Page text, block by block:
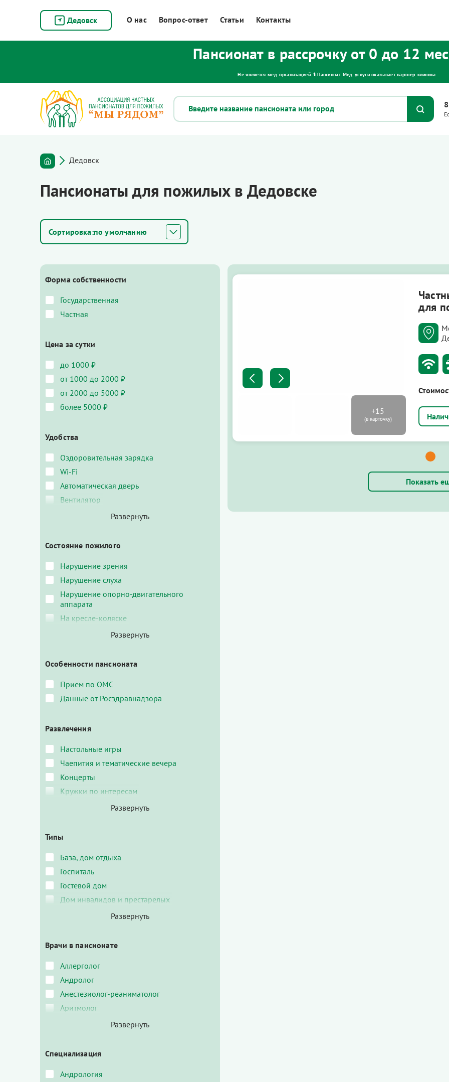
Дедовск О нас Вопрос-ответ Статьи Контакты
Пансионат в рассрочку от 0 до 12
Не является мед. организацией. ⚕ Пансионат. Мед. услуги оказывает партнёр‑клиника
Дедовск
Пансионаты для пожилых в Дедовске
по умолчанию
для
Показать
Форма собственности
Государственная
Частная
Цена за сутки
до 1000 ₽
от 1000 до 2000 ₽
от 2000 до 5000 ₽
более 5000 ₽
Удобства
Оздоровительная зарядка
Wi-Fi
Автоматическая дверь
Вентилятор
Состояние пожилого
Нарушение зрения
Нарушение слуха
Нарушение опорно-двигательного
аппарата
На кресле-коляске
Особенности пансионата
Прием по ОМС
Данные от Росздравнадзора
Развлечения
Настольные игры
Чаепития и тематические вечера
Концерты
Кружки по интересам
Типы
База, дом отдыха
Госпиталь
Гостевой дом
Дом инвалидов и престарелых
Врачи в пансионате
Аллерголог
Андролог
Анестезиолог-реаниматолог
Аритмолог
Специализация
Андрология